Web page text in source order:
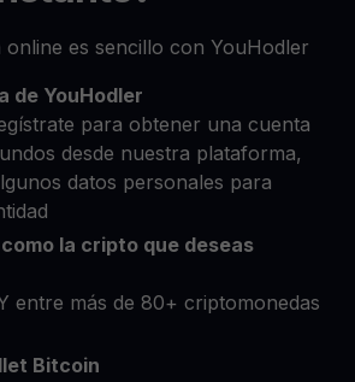
online es sencillo con YouHodler
de YouHodler
para obtener una cuenta
desde nuestra plataforma,
datos personales para
como la cripto que deseas
entre más de 80+ criptomonedas
Bitcoin